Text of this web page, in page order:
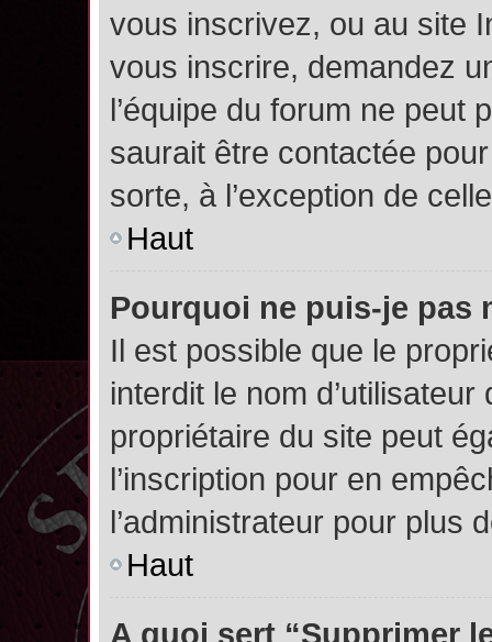
vous inscrivez, ou au site
vous inscrire, demandez
l’équipe du forum ne peut
saurait être contactée
sorte, à l’exception de
Haut
Pourquoi ne puis-je pas
Il est possible que le
interdit le nom
propriétaire du site peut
l’inscription pour en
l’administrateur pour plus
Haut
A quoi sert “Supprimer